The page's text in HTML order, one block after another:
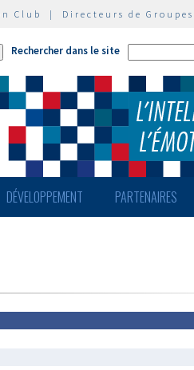
Club | Directeurs de Groupes
Rechercher dans le site
DÉVELOPPEMENT PARTENAIRES